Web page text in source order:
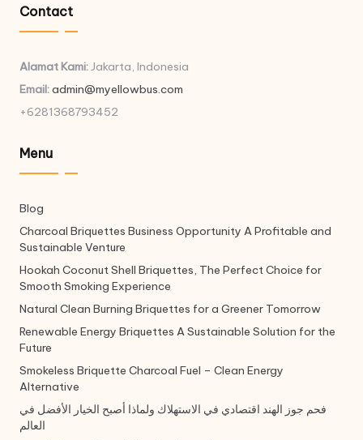
Contact
Alamat Kami:Jakarta, Indonesia
Email:admin@myellowbus.com
+6281368793452
Menu
Blog
Charcoal Briquettes Business Opportunity A Profitable and
Sustainable Venture
Hookah Coconut Shell Briquettes, The Perfect Choice for
Smooth Smoking Experience
Natural Clean Burning Briquettes for a Greener Tomorrow
Renewable Energy Briquettes A Sustainable Solution for the
Future
Smokeless Briquette Charcoal Fuel – Clean Energy
Alternative
فحم جوز الهند اقتصادي في الاستهلاك ولماذا أصبح الخيار الأفضل في
العالم